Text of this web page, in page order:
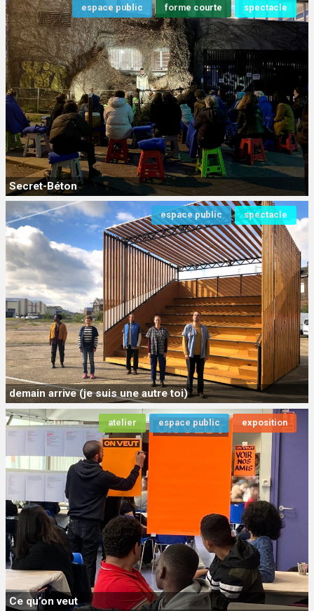
Secret-Béton
espace public forme courte spectacle
demain arrive (je suis une autre toi)
espace public spectacle
Ce qu’on veut
atelier espace public exposition